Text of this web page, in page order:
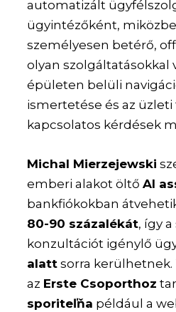
automatizált
ügyintézőként,
személyesen betérő,
olyan szolgáltatásokkal
épületen belüli
ismertetése és az üzleti
kapcsolatos kérdések
Michal Mierzejewski
emberi alakot öltőAI
bankfiókokban
80-90 százalékát, így
konzultációt igénylő
alatt sorra
az Erste Csoporthoz
sporiteľňa például a